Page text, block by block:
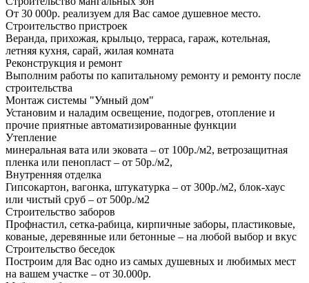
От 30 000р. реализуем для Вас самое душевное место.
Строительство пристроек
Веранда, прихожая, крыльцо, терраса, гараж, котельная,
летняя кухня, сарай, жилая комната
Реконструкция и ремонт
Выполним работы по капитальному ремонту и ремонту после
строительства
Монтаж системы "Умный дом"
Установим и наладим освещение, подогрев, отопление и
прочие приятные автоматизированные функции
Утепление
минеральная вата или эковата – от 100р./м2, ветрозащитная
пленка или пенопласт – от 50р./м2,
Внутренняя отделка
Гипсокартон, вагонка, штукатурка – от 300р./м2, блок-хаус
или чистый сруб – от 500р./м2
Строительство заборов
Профнастил, сетка-рабица, кирпичные заборы, пластиковые,
кованые, деревянные или бетонные – на любой выбор и вкус
Строительство беседок
Построим для Вас одно из самых душевных и любимых мест
на вашем участке – от 30.000р.